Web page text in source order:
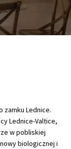
zamku Lednice.
Lednice-Valtice,
w pobliskiej
biologicznej i